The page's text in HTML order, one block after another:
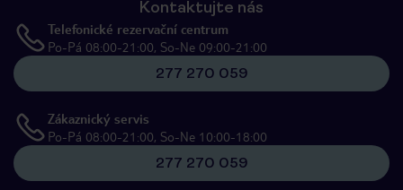
Kontaktujte nás
Telefonické rezervační centrum
Po-Pá 08:00-21:00, So-Ne 09:00-21:00
277 270 059
Zákaznický servis
Po-Pá 08:00-21:00, So-Ne 10:00-18:00
277 270 059